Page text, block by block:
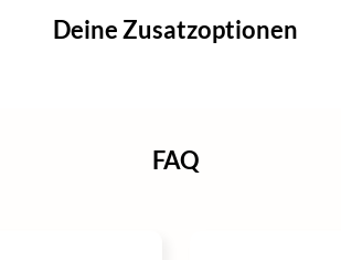
Deine Zusatzoptionen
FAQ